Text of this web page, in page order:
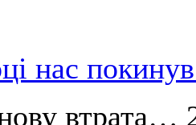
нас
втрата…